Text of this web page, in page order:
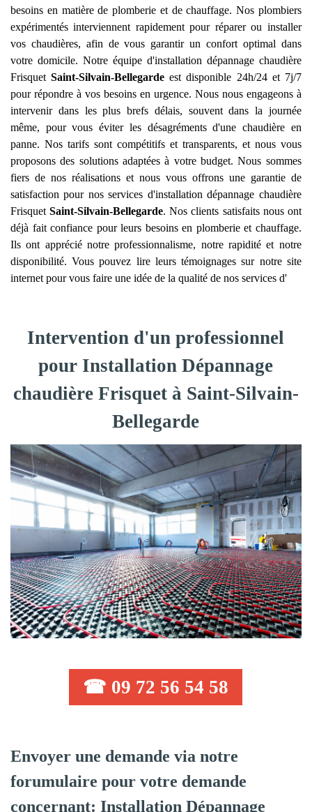
besoins en matière de plomberie et de chauffage. Nos plombiers
expérimentés interviennent rapidement pour réparer ou installer
vos chaudières, afin de vous garantir un confort optimal dans
votre domicile. Notre équipe d'installation dépannage chaudière
FrisquetSaint-Silvain-Bellegarde est disponible 24h/24 et 7j/7
pour répondre à vos besoins en urgence. Nous nous engageons à
intervenir dans les plus brefs délais, souvent dans la journée
même, pour vous éviter les désagréments d'une chaudière en
panne. Nos tarifs sont compétitifs et transparents, et nous vous
proposons des solutions adaptées à votre budget. Nous sommes
fiers de nos réalisations et nous vous offrons une garantie de
satisfaction pour nos services d'installation dépannage chaudière
FrisquetSaint-Silvain-Bellegarde. Nos clients satisfaits nous ont
déjà fait confiance pour leurs besoins en plomberie et chauffage.
Ils ont apprécié notre professionnalisme, notre rapidité et notre
disponibilité. Vous pouvez lire leurs témoignages sur notre site
internet pour vous faire une idée de la qualité de nos services d'
Intervention d'un professionnel
pour Installation Dépannage
chaudière Frisquet à Saint-Silvain-
Bellegarde
☎ 09 72 56 54 58
Envoyer une demande via notre
forumulaire pour votre demande
concernant: Installation Dépannage